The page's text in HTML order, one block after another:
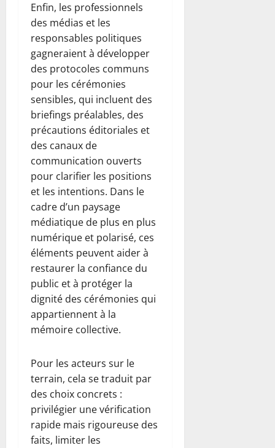
Enfin, les professionnels
des médias et les
responsables politiques
gagneraient à développer
des protocoles communs
pour les cérémonies
sensibles, qui incluent des
briefings préalables, des
précautions éditoriales et
des canaux de
communication ouverts
pour clarifier les positions
et les intentions. Dans le
cadre d’un paysage
médiatique de plus en plus
numérique et polarisé, ces
éléments peuvent aider à
restaurer la confiance du
public et à protéger la
dignité des cérémonies qui
appartiennent à la
mémoire collective.
Pour les acteurs sur le
terrain, cela se traduit par
des choix concrets :
privilégier une vérification
rapide mais rigoureuse des
faits, limiter les